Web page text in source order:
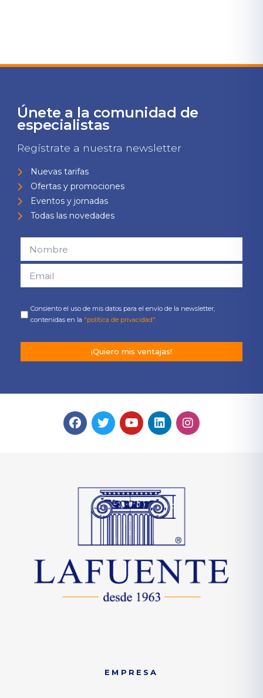
Únete a la comunidad de
especialistas
Regístrate a nuestra newsletter
Nuevas tarifas
Ofertas y promociones
Eventos y jornadas
Todas las novedades
Consiento el uso de mis datos para el envío de la newsletter,
contenidas en la "política de privacidad".
¡Quiero mis ventajas!
EMPRESA